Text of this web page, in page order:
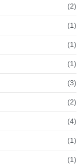
(2)
(1)
(1)
(1)
(3)
(2)
(4)
(1)
(1)